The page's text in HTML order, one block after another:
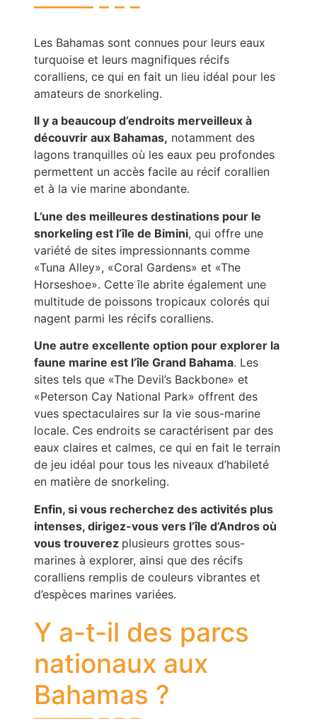
Les Bahamas sont connues pour leurs eaux
turquoise et leurs magnifiques récifs
coralliens, ce qui en fait un lieu idéal pour les
amateurs de snorkeling.
Il y a beaucoup d’endroits merveilleux à
découvrir aux Bahamas, notamment des
lagons tranquilles où les eaux peu profondes
permettent un accès facile au récif corallien
et à la vie marine abondante.
L’une des meilleures destinations pour le
snorkeling est l’île de Bimini, qui offre une
variété de sites impressionnants comme
«Tuna Alley», «Coral Gardens» et «The
Horseshoe». Cette île abrite également une
multitude de poissons tropicaux colorés qui
nagent parmi les récifs coralliens.
Une autre excellente option pour explorer la
faune marine est l’île Grand Bahama. Les
sites tels que «The Devil’s Backbone» et
«Peterson Cay National Park» offrent des
vues spectaculaires sur la vie sous-marine
locale. Ces endroits se caractérisent par des
eaux claires et calmes, ce qui en fait le terrain
de jeu idéal pour tous les niveaux d’habileté
en matière de snorkeling.
Enfin, si vous recherchez des activités plus
intenses, dirigez-vous vers l’île d’Andros où
vous trouverez plusieurs grottes sous-
marines à explorer, ainsi que des récifs
coralliens remplis de couleurs vibrantes et
d’espèces marines variées.
Y a-t-il des parcs
nationaux aux
Bahamas ?